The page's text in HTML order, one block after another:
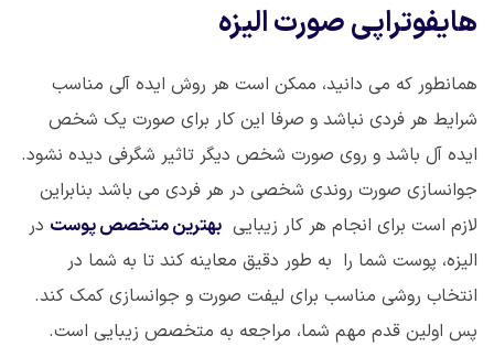
هایفوتراپی صورت الیزه
همانطور که می دانید، ممکن است هر روش ایده آلی مناسب
شرایط هر فردی نباشد و صرفا این کار برای صورت یک شخص
ایده آل باشد و روی صورت شخص دیگر تاثیر شگرفی دیده نشود.
جوانسازی صورت روندی شخصی در هر فردی می باشد بنابراین
لازم است برای انجام هر کار زیبایی بهترین متخصص پوست در
الیزه، پوست شما را به طور دقیق معاینه کند تا به شما در
انتخاب روشی مناسب برای لیفت صورت و جوانسازی کمک کند.
پس اولین قدم مهم شما، مراجعه به متخصص زیبایی است.